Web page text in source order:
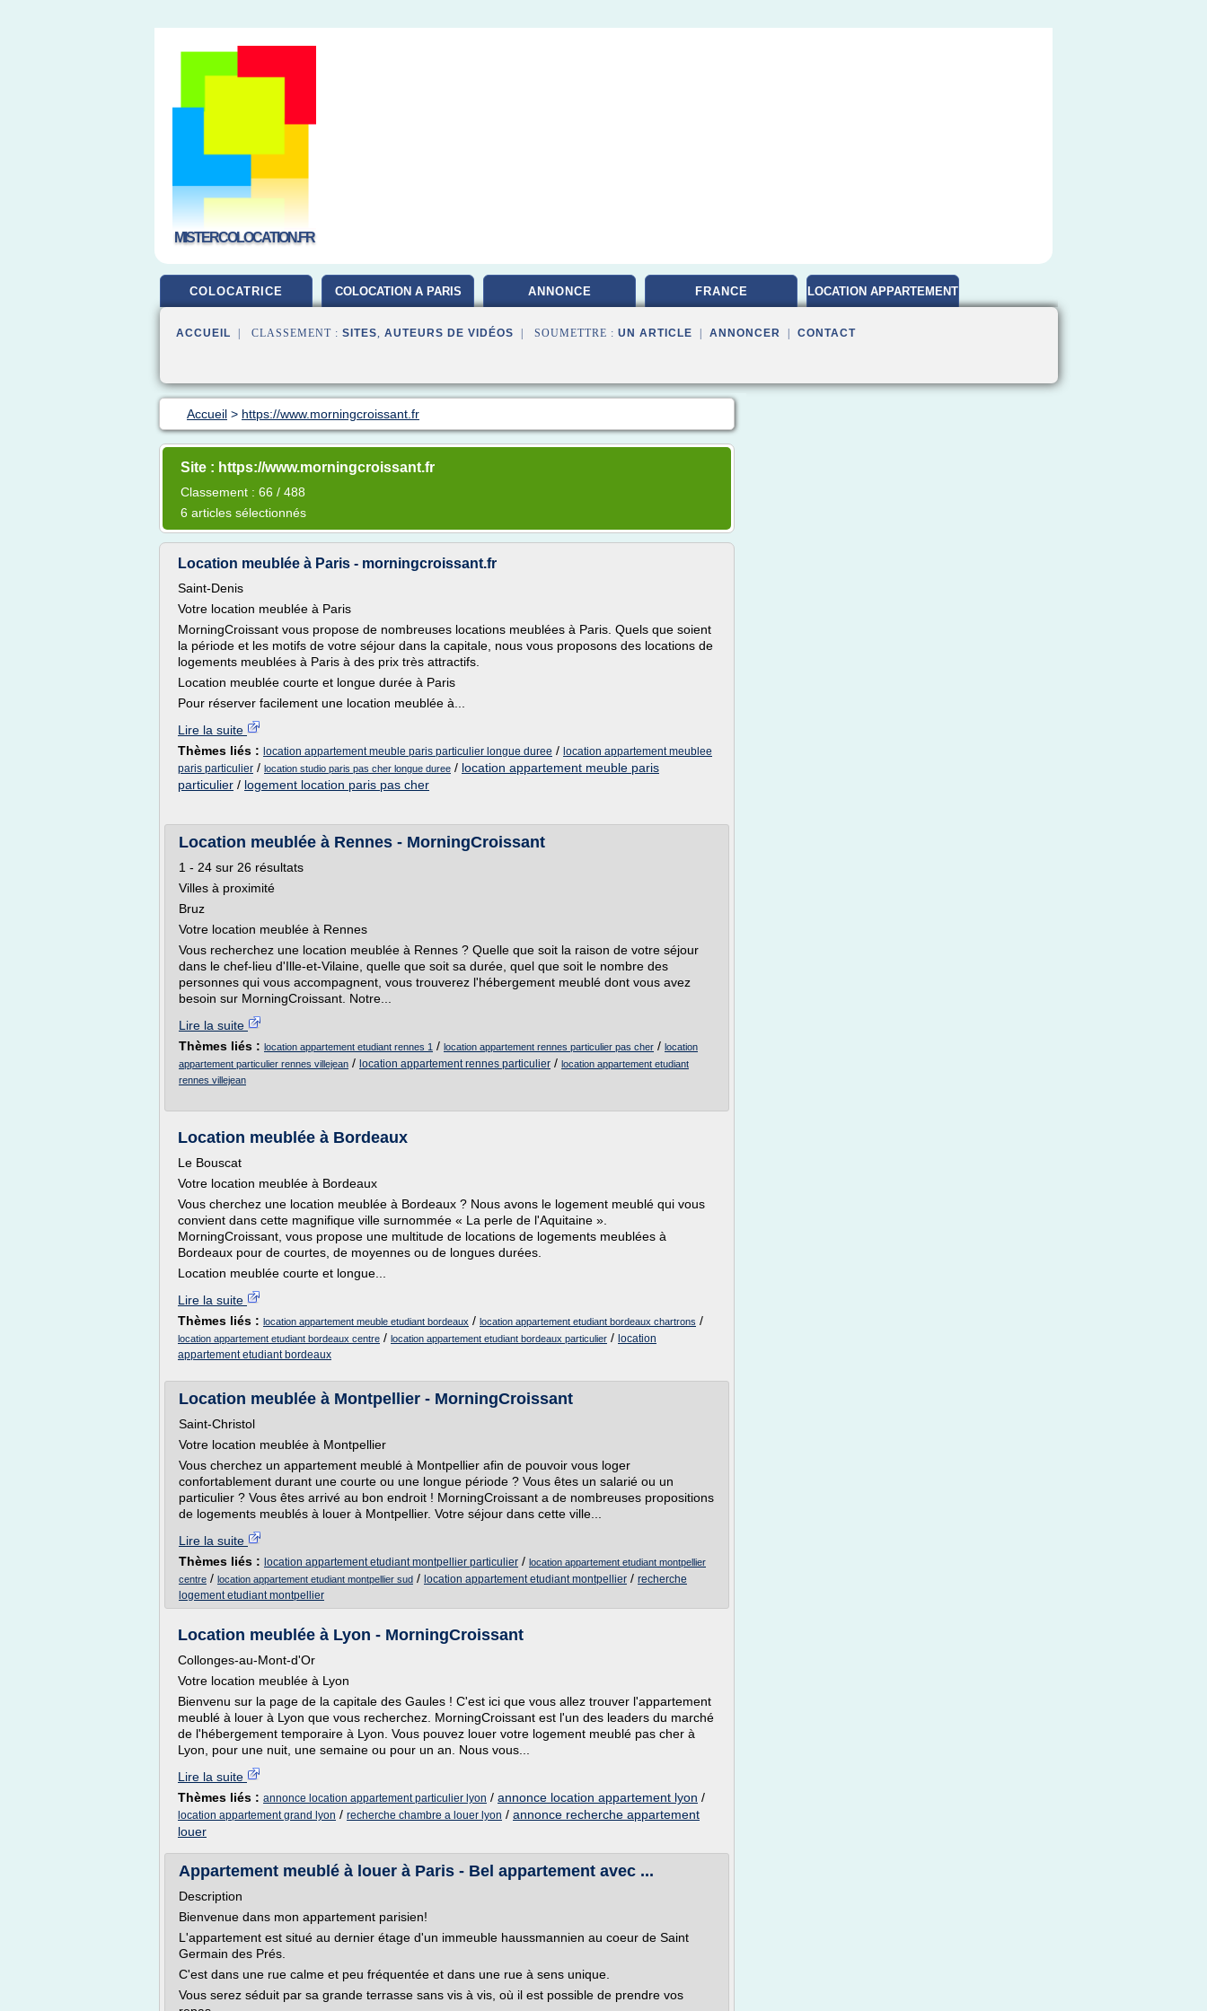
MISTERCOLOCATION.FR
COLOCATRICE COLOCATION A PARIS ANNONCE FRANCE LOCATION APPARTEMENT
ACCUEIL | CLASSEMENT : SITES, AUTEURS DE VIDÉOS | SOUMETTRE : UN ARTICLE ANNONCER CONTACT
Accueil > https://www.morningcroissant.fr
Site : https://www.morningcroissant.fr
Classement : 66 / 488
6 articles sélectionnés
Location meublée à Paris - morningcroissant.fr
Saint-Denis
Votre location meublée à Paris
MorningCroissant vous propose de nombreuses locations meublées à Paris. Quels que soient
la période et les motifs de votre séjour dans la capitale, nous vous proposons des locations de
logements meublées à Paris à des prix très attractifs.
Location meublée courte et longue durée à Paris
Pour réserver facilement une location meublée à...
Lire la suite
Thèmes liés : location appartement meuble paris particulier longue duree / location appartement meublee
paris particulier / location studio paris pas cher longue duree / location appartement meuble paris
particulier / logement location paris pas cher
Location meublée à Rennes - MorningCroissant
1 - 24 sur 26 résultats
Villes à proximité
Bruz
Votre location meublée à Rennes
Vous recherchez une location meublée à Rennes ? Quelle que soit la raison de votre séjour
dans le chef-lieu d'Ille-et-Vilaine, quelle que soit sa durée, quel que soit le nombre des
personnes qui vous accompagnent, vous trouverez l'hébergement meublé dont vous avez
besoin sur MorningCroissant. Notre...
Lire la suite
Thèmes liés : location appartement etudiant rennes 1 / location appartement rennes particulier pas cher / location
appartement particulier rennes villejean / location appartement rennes particulier / location appartement etudiant
rennes villejean
Location meublée à Bordeaux
Le Bouscat
Votre location meublée à Bordeaux
Vous cherchez une location meublée à Bordeaux ? Nous avons le logement meublé qui vous
convient dans cette magnifique ville surnommée « La perle de l'Aquitaine ».
MorningCroissant, vous propose une multitude de locations de logements meublées à
Bordeaux pour de courtes, de moyennes ou de longues durées.
Location meublée courte et longue...
Lire la suite
Thèmes liés : location appartement meuble etudiant bordeaux / location appartement etudiant bordeaux chartrons /
location appartement etudiant bordeaux centre / location appartement etudiant bordeaux particulier / location
appartement etudiant bordeaux
Location meublée à Montpellier - MorningCroissant
Saint-Christol
Votre location meublée à Montpellier
Vous cherchez un appartement meublé à Montpellier afin de pouvoir vous loger
confortablement durant une courte ou une longue période ? Vous êtes un salarié ou un
particulier ? Vous êtes arrivé au bon endroit ! MorningCroissant a de nombreuses propositions
de logements meublés à louer à Montpellier. Votre séjour dans cette ville...
Lire la suite
Thèmes liés : location appartement etudiant montpellier particulier / location appartement etudiant montpellier
centre / location appartement etudiant montpellier sud / location appartement etudiant montpellier / recherche
logement etudiant montpellier
Location meublée à Lyon - MorningCroissant
Collonges-au-Mont-d'Or
Votre location meublée à Lyon
Bienvenu sur la page de la capitale des Gaules ! C'est ici que vous allez trouver l'appartement
meublé à louer à Lyon que vous recherchez. MorningCroissant est l'un des leaders du marché
de l'hébergement temporaire à Lyon. Vous pouvez louer votre logement meublé pas cher à
Lyon, pour une nuit, une semaine ou pour un an. Nous vous...
Lire la suite
Thèmes liés : annonce location appartement particulier lyon / annonce location appartement lyon /
location appartement grand lyon / recherche chambre a louer lyon / annonce recherche appartement
louer
Appartement meublé à louer à Paris - Bel appartement avec ...
Description
Bienvenue dans mon appartement parisien!
L'appartement est situé au dernier étage d'un immeuble haussmannien au coeur de Saint
Germain des Prés.
C'est dans une rue calme et peu fréquentée et dans une rue à sens unique.
Vous serez séduit par sa grande terrasse sans vis à vis, où il est possible de prendre vos